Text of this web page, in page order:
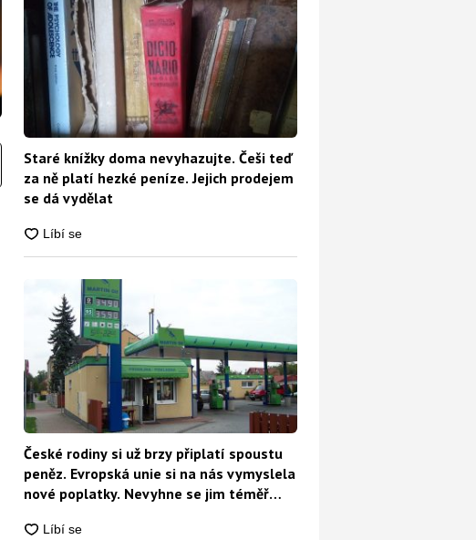
Staré knížky doma nevyhazujte. Češi teď
za ně platí hezké peníze. Jejich prodejem
se dá vydělat
České rodiny si už brzy připlatí spoustu
peněz. Evropská unie si na nás vymyslela
nové poplatky. Nevyhne se jim téměř